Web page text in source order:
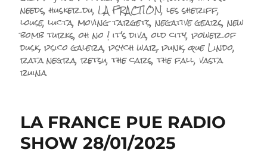
needs,husker du, LA FRACTION,les sheriff,
louse,lucta,moving targets,negative gears,new
bomb turks,oh no ! it's diva,old city,power of
dusk,psico galera,psych war,punk,que Lindo,
rata negra,retsu,the cars,the fall,vasta
ruina
LA FRANCE PUE RADIO
SHOW 28/01/2025